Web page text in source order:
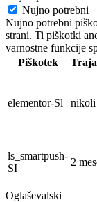
Nujno potrebni
Nujno potrebni
strani. Ti piškotki
varnostne funkcije
Piškotek
elementor-Sl nikoli
ls_smartpush-
SI
2
Oglaševalski